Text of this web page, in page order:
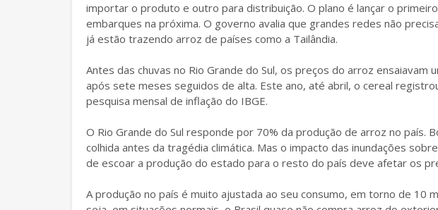
importar o produto e outro para distribuição. O plano é lançar o
embarques na próxima. O governo avalia que grandes redes não
já estão trazendo arroz de países como a Tailândia.
Antes das chuvas no Rio Grande do Sul, os preços do arroz ensaiavam
após sete meses seguidos de alta. Este ano, até abril, o cereal
pesquisa mensal de inflação do IBGE.
O Rio Grande do Sul responde por 70% da produção de arroz no país.
colhida antes da tragédia climática. Mas o impacto das inundações
de escoar a produção do estado para o resto do país deve afetar os
A produção no país é muito ajustada ao seu consumo, em torno de 10